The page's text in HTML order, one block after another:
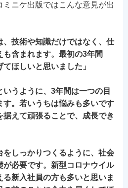
ニケ出版ではこんな意見が出
、技術や知識だけではなく、仕
含まれます。最初の3年間
ほしいと思いました」
いうように、3年間は一つの目
す。若いうちは悩みも多いです
えて頑張ることで、成長でき
をしっかりつくるように、社会
が必要です。新型コロナウイル
る新入社員の方も多いと思いま